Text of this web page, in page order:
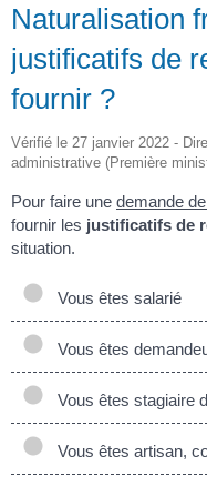
Naturalisation
justificatifs de
fournir ?
Vérifié le 27 janvier 2022 -
administrative (Première
Pour faire une demande
fournir les justificatifs de
situation.
Vous êtes salarié
Vous êtes
Vous êtes stagiaire
Vous êtes artisan,